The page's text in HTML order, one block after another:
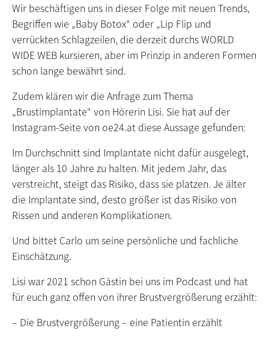
Wir beschäftigen uns in dieser Folge mit neuen Trends,
Begriffen wie „Baby Botox“ oder „Lip Flip und
verrückten Schlagzeilen, die derzeit durchs WORLD
WIDE WEB kursieren, aber im Prinzip in anderen Formen
schon lange bewährt sind.
Zudem klären wir die Anfrage zum Thema
„Brustimplantate“ von Hörerin Lisi. Sie hat auf der
Instagram-Seite von oe24.at diese Aussage gefunden:
Im Durchschnitt sind Implantate nicht dafür ausgelegt,
länger als 10 Jahre zu halten. Mit jedem Jahr, das
verstreicht, steigt das Risiko, dass sie platzen. Je älter
die Implantate sind, desto größer ist das Risiko von
Rissen und anderen Komplikationen.
Und bittet Carlo um seine persönliche und fachliche
Einschätzung.
Lisi war 2021 schon Gästin bei uns im Podcast und hat
für euch ganz offen von ihrer Brustvergrößerung erzählt:
– Die Brustvergrößerung – eine Patientin erzählt